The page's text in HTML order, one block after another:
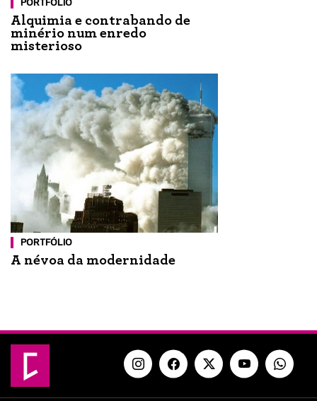
PORTFÓLIO
Alquimia e contrabando de
minério num enredo
misterioso
PORTFÓLIO
A névoa da modernidade